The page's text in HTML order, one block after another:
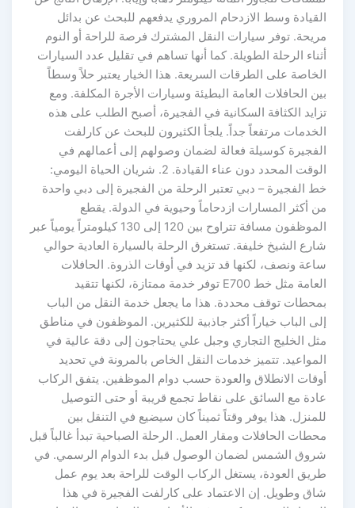
القيادة وسط الازدحام المروري يدفعهم للبحث عن بدائل
مريحة. توفر سيارات النقل المشترك فرصة للراحة أو النوم
أثناء الرحلة الطويلة. كما أنها تساهم في تقليل عدد السيارات
الخاصة على الطرقات السريعة. هذا الخيار يعتبر حلاً وسطاً
بين الحافلات العامة البطيئة وسيارات الأجرة المكلفة. ومع
تزايد الكثافة السكانية في الفجيرة، أصبح الطلب على هذه
الخدمات مرتفعاً جداً. يلجأ الكثيرون للبحث عن كارلفت
الفجيرة كوسيلة فعالة لضمان وصولهم إلى أعمالهم في
الوقت المحدد دون عناء القيادة. 2. شريان الحياة اليومي:
خط الفجيرة – دبي تعتبر الرحلة من الفجيرة إلى دبي واحدة
من أكثر المسارات ازدحاماً وحيوية في الدولة. يقطع
الموظفون مسافة تتراوح بين 120 إلى 130 كيلومتراً يومياً عبر
شارع الشيخ خليفة. تستغرق الرحلة بالسيارة العادية حوالي
ساعة ونصف، لكنها قد تزيد في أوقات الذروة. الحافلات
العامة مثل خط E700 توفر خدمة ممتازة، لكنها تتقيد
بمحطات توقف محددة. هذا ما يجعل خدمة النقل من الباب
إلى الباب خياراً أكثر جاذبية للكثيرين. الموظفون في مناطق
مثل الخليج التجاري وجبل علي يحتاجون إلى دقة عالية في
المواعيد. تتميز خدمات النقل الخاص بالمرونة في تحديد
أوقات الانطلاق والعودة حسب دوام الموظفين. يتفق الركاب
عادة مع السائق على نقاط تجمع قريبة أو حتى التوصيل
للمنزل. هذا يوفر وقتاً ثميناً كان سيضيع في التنقل بين
محطات الحافلات ومقار العمل. الرحلة الصباحية تبدأ غالباً قبل
شروق الشمس لضمان الوصول قبل بدء الدوام الرسمي. في
طريق العودة، يستغل الركاب الوقت للراحة بعد يوم عمل
شاق وطويل. إن الاعتماد على كارلفت الفجيرة في هذا